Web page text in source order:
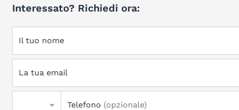
Interessato? Richiedi ora:
Il tuo nome
La tua email
Telefono (opzionale)